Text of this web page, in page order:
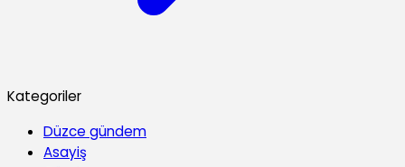
Kategoriler
Düzce gündem
Asayiş